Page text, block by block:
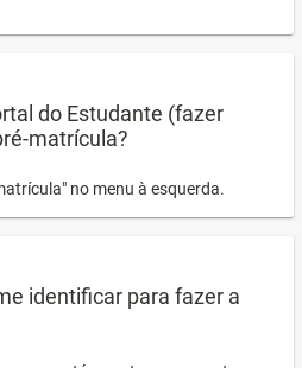
do Estudante (fazer
matrícula?
no menu à esquerda.
identificar para fazer a